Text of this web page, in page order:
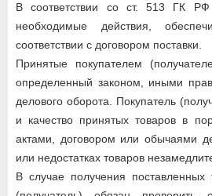
В соответствии со ст. 513 ГК РФ
необходимые действия,
соответствии с договором поставки.
Принятые покупателем
определенный законом, иными
делового оборота. Покупатель
и качество принятых товаров в
актами, договором или обычаями
или недостатках товаров
В случае получения поставленных